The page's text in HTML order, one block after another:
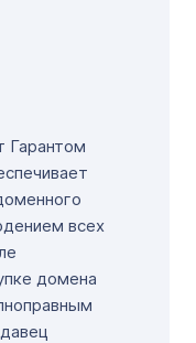
Гарантом
всех
домена